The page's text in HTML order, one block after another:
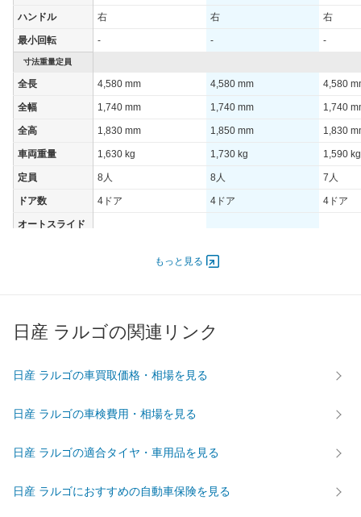
ハンドル 右 右 右
最小回転 - - -
寸法重量定員
全長 4,580 mm 4,580 mm 4,580
全幅 1,740 mm 1,740 mm 1,740
全高 1,830 mm 1,850 mm 1,830
車両重量 1,630 kg 1,730 kg 1,590 kg
定員 8人 8人 7人
ドア数 4ドア 4ドア 4ドア
オートスライド
過給機 - -
前輪サイズ -
燃費
WLTC/郊外 - -
もっと見る
日産 ラルゴの関連リンク
日産 ラルゴの車買取価格・相場を見る
日産 ラルゴの車検費用・相場を見る
日産 ラルゴの適合タイヤ・車用品を見る
日産 ラルゴにおすすめの自動車保険を見る